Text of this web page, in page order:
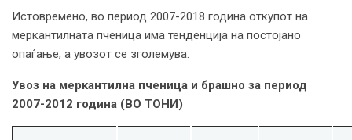
Истовремено, во период 2007-2018 година откупот на
меркантилната пченица има тенденција на постојано
опаѓање, а увозот се зголемува.
Увоз на меркантилна пченица и брашно за период
2007-2012 година (ВО ТОНИ)